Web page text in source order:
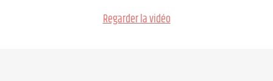
Regarder la vidéo